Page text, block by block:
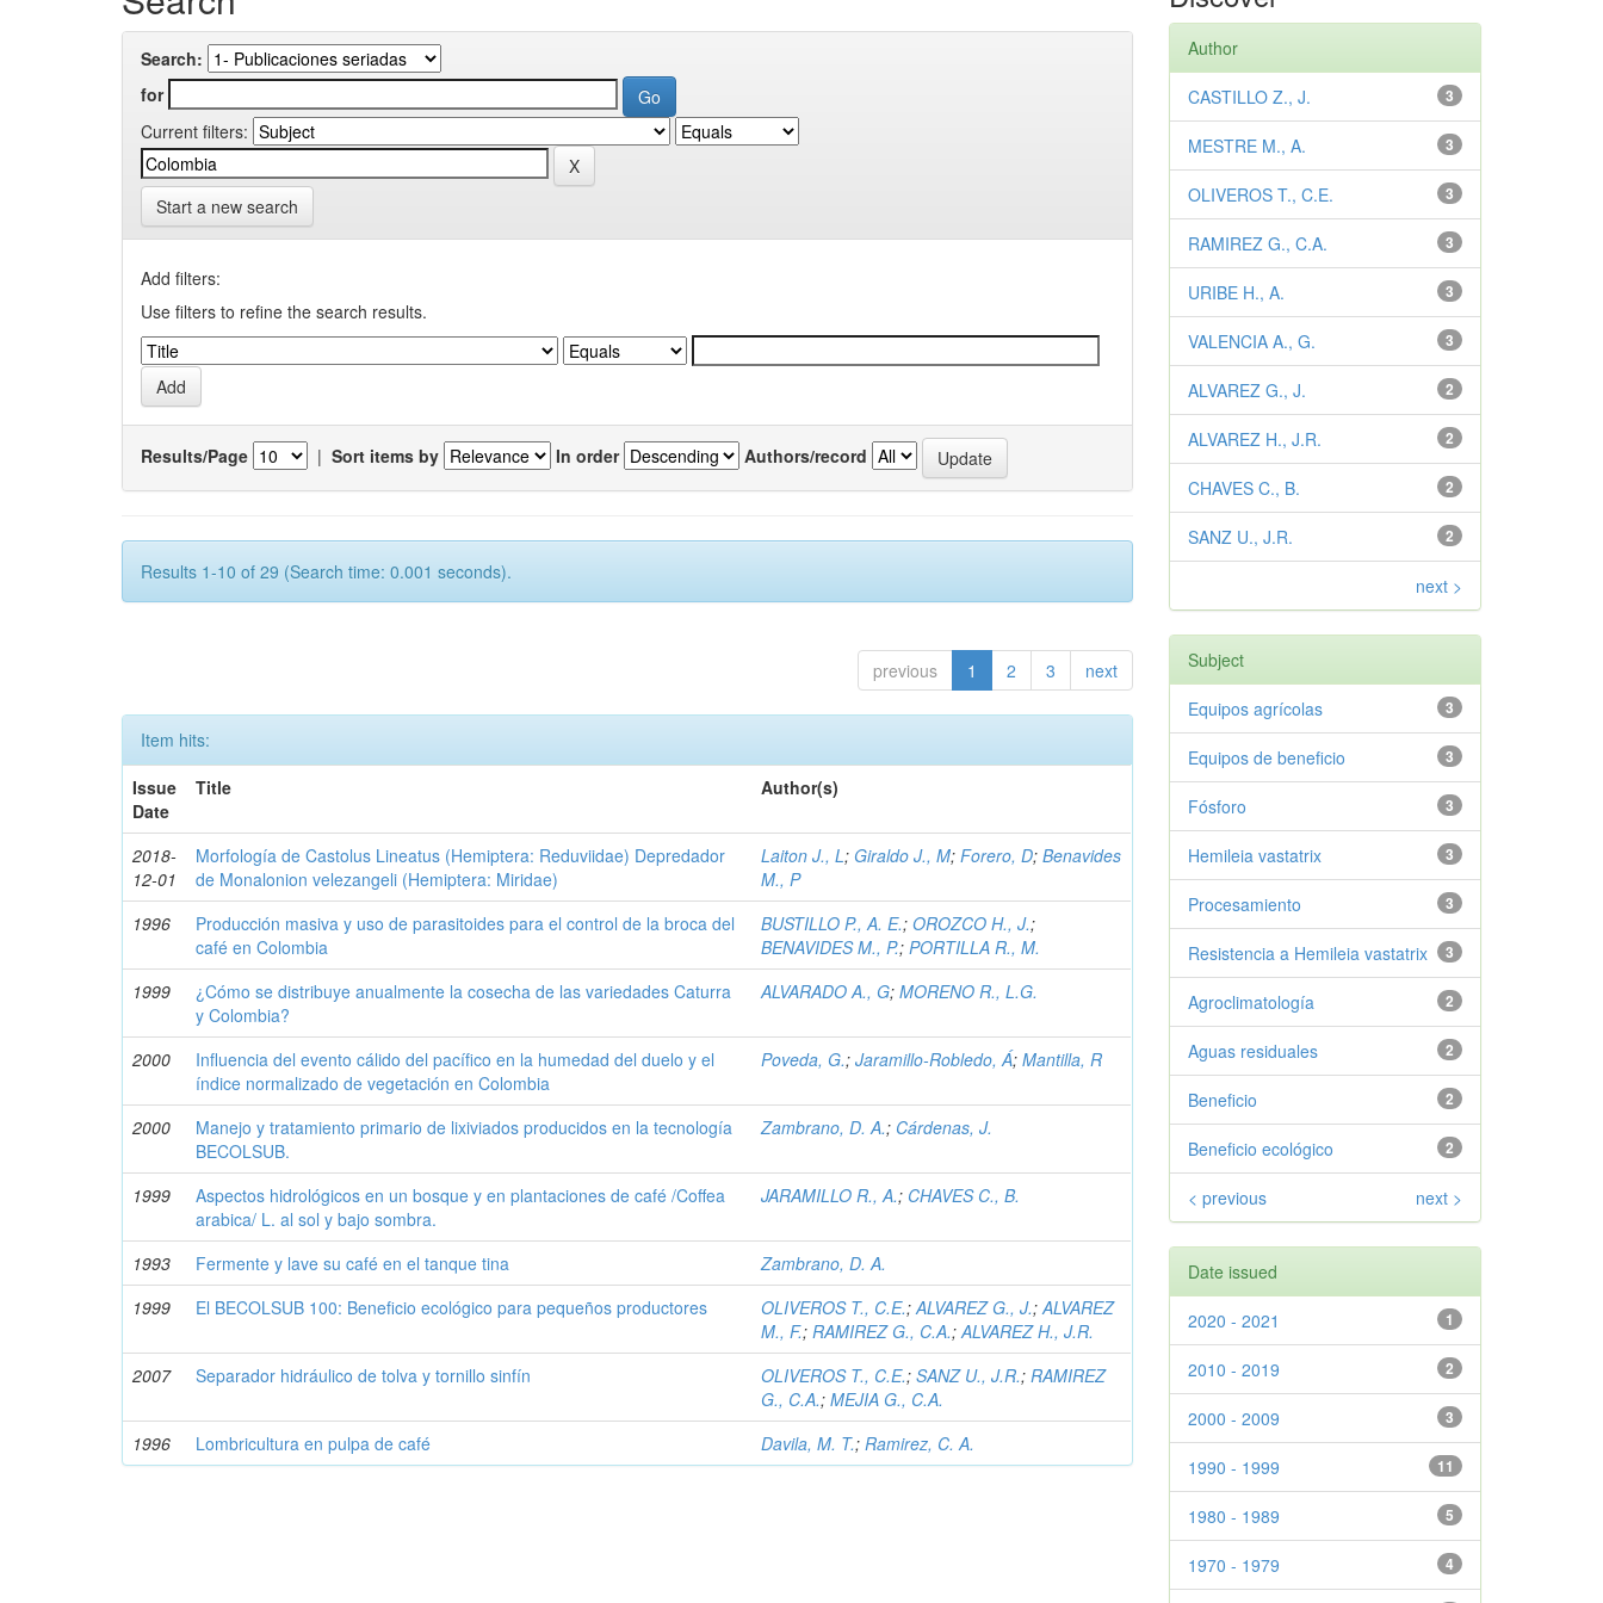
Search:
for
Current filters:
Start a new search
Add filters:
Use filters to refine the search results.
Results/Page | Sort items by In order Authors/record
Results 1-10 of 29 (Search time: 0.001 seconds).
previous 1 2 3 next
Item hits:
Issue
Date
Title Author(s)
2018-
12-01
Morfología de Castolus Lineatus (Hemiptera: Reduviidae) Depredador
de Monalonion velezangeli (Hemiptera: Miridae)
Laiton J., L; Giraldo J., M;Forero, D;Benavides
M., P
1996
Producción masiva y uso de parasitoides para el control de la broca del
café en Colombia
BUSTILLO P., A. E.;OROZCO H., J.;
BENAVIDES M., P.;PORTILLA R., M.
1999
¿Cómo se distribuye anualmente la cosecha de las variedades Caturra
y Colombia?
ALVARADO A., G;MORENO R., L.G.
2000
Influencia del evento cálido del pacífico en la humedad del duelo y el
índice normalizado de vegetación en Colombia
Poveda, G.;Jaramillo-Robledo, Á;Mantilla, R
2000
Manejo y tratamiento primario de lixiviados producidos en la tecnología
BECOLSUB.
Zambrano, D. A.; Cárdenas, J.
1999
Aspectos hidrológicos en un bosque y en plantaciones de café /Coffea
arabica/ L. al sol y bajo sombra.
JARAMILLO R., A.; CHAVES C., B.
1993 Fermente y lave su café en el tanque tina
Zambrano, D. A.
1999
El BECOLSUB 100: Beneficio ecológico para pequeños productores OLIVEROS T., C.E.;ALVAREZ G., J.;ALVAREZ
M., F.;RAMIREZ G., C.A.;ALVAREZ H., J.R.
2007
Separador hidráulico de tolva y tornillo sinfín OLIVEROS T., C.E.;SANZ U., J.R.;RAMIREZ
G., C.A.;MEJIA G., C.A.
1996
Lombricultura en pulpa de café Davila, M. T.;Ramirez, C. A.
Author
3
CASTILLO Z., J.
3
MESTRE M., A.
3
OLIVEROS T., C.E.
3
RAMIREZ G., C.A.
3
URIBE H., A.
3
VALENCIA A., G.
2
ALVAREZ G., J.
2
ALVAREZ H., J.R.
2
CHAVES C., B.
2
SANZ U., J.R.
next >
Subject
3
Equipos agrícolas
3
Equipos de beneficio
3
Fósforo
3
Hemileia vastatrix
3
Procesamiento
3
Resistencia a Hemileia vastatrix
2
Agroclimatología
2
Aguas residuales
2
Beneficio
2
Beneficio ecológico
< previous next >
Date issued
1
2020 - 2021
2
2010 - 2019
3
2000 - 2009
11
1990 - 1999
5
1980 - 1989
4
1970 - 1979